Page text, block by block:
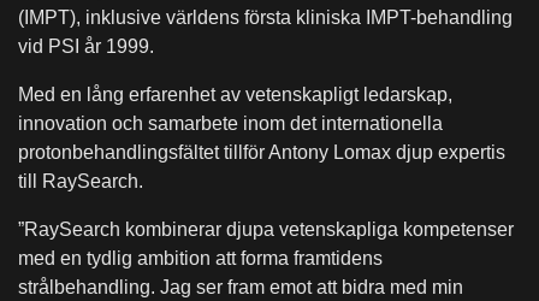
(IMPT), inklusive världens första kliniska IMPT-behandling
vid PSI år 1999.
Med en lång erfarenhet av vetenskapligt ledarskap,
innovation och samarbete inom det internationella
protonbehandlingsfältet tillför Antony Lomax djup expertis
till RaySearch.
”RaySearch kombinerar djupa vetenskapliga kompetenser
med en tydlig ambition att forma framtidens
strålbehandling. Jag ser fram emot att bidra med min